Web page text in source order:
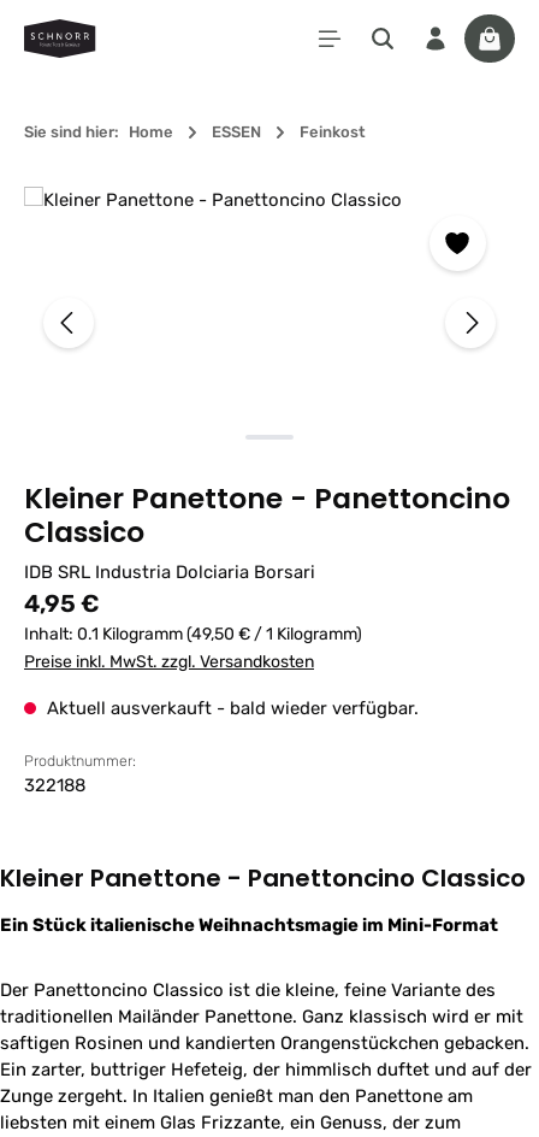
Zum Hauptinhalt springen
Sie sind hier: Home ESSEN Feinkost
Bildergalerie überspringen
Kleiner Panettone - Panettoncino
Classico
IDB SRL Industria Dolciaria Borsari
Regulärer Preis:
4,95 €
Inhalt: 0.1 Kilogramm(49,50 € / 1 Kilogramm)
Preise inkl. MwSt. zzgl. Versandkosten
Aktuell ausverkauft - bald wieder verfügbar.
Produktnummer:
322188
Kleiner Panettone - Panettoncino Classico
Ein Stück italienische Weihnachtsmagie im Mini-Format
Der Panettoncino Classico ist die kleine, feine Variante des
traditionellen Mailänder Panettone. Ganz klassisch wird er mit
saftigen Rosinen und kandierten Orangenstückchen gebacken.
Ein zarter, buttriger Hefeteig, der himmlisch duftet und auf der
Zunge zergeht. In Italien genießt man den Panettone am
liebsten mit einem Glas Frizzante, ein Genuss, der zum